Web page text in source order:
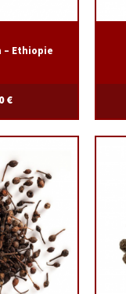
– Ethiopie
€